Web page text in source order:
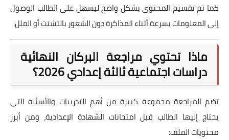
كما تم تقسيم المحتوى بشكل واضح ليسهل على الطالب الوصول
إلى المعلومات بسرعة أثناء المذاكرة دون الشعور بالتشتت أو الملل.
ماذا تحتوي مراجعة البركان النهائية
دراسات اجتماعية ثالثة إعدادي 2026؟
تضم المراجعة مجموعة كبيرة من أهم التدريبات والأسئلة التي
يحتاج إليها الطالب قبل امتحانات الشهادة الإعدادية، ومن أبرز
محتويات الملف: